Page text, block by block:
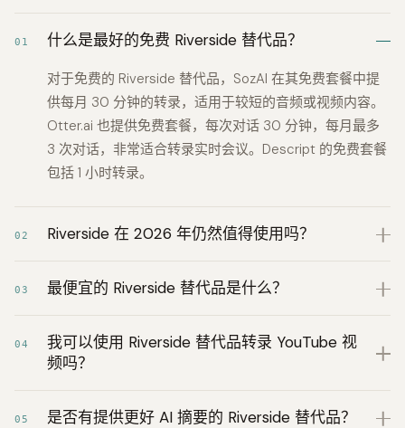
01 什么是最好的免费 Riverside 替代品？
对于免费的 Riverside 替代品，SozAI 在其免费套餐中提
供每月 30 分钟的转录，适用于较短的音频或视频内容。
Otter.ai 也提供免费套餐，每次对话 30 分钟，每月最多
3 次对话，非常适合转录实时会议。Descript 的免费套餐
包括 1 小时转录。
02 Riverside 在 2026 年仍然值得使用吗？
03 最便宜的 Riverside 替代品是什么？
04
我可以使用 Riverside 替代品转录 YouTube 视
频吗？
05 是否有提供更好 AI 摘要的 Riverside 替代品？